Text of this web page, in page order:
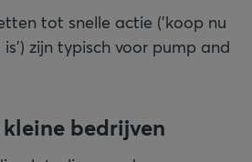
tot snelle actie ('koop nu
zijn typisch voor pump and
bedrijven